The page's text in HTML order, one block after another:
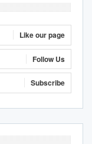
Like our page
Follow Us
Subscribe